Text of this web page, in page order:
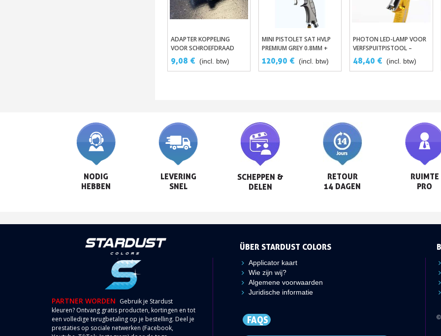
In Winkelwagen
ADAPTER KOPPELING
VOOR SCHROEFDRAAD
VAN 1/4” NAAR 1/2”
9,08 € (incl. btw)
In Winkelwagen
MINI PISTOLET SAT HVLP
PREMIUM GREY 0.8MM +
1.0MM
120,90 € (incl. btw)
In Winkelwagen
PHOTON LED-LAMP VOOR
VERFSPUITPISTOOL –
AANPASBAAR AAN ALLE
SPUITPISTOLEN
48,40 € (incl. btw)
NODIG
HEBBEN
LEVERING
SNEL
SCHEPPEN &
DELEN
RETOUR
14 DAGEN
RUIMTE
PRO
PARTNER WORDEN Gebruik je Stardust
kleuren? Ontvang gratis producten, kortingen en tot
een volledige terugbetaling op je bestelling. Deel je
prestaties op sociale netwerken (Facebook,
ÜBER STARDUST COLORS
Applicator kaart
Wie zijn wij?
Algemene voorwaarden
Juridische informatie
FAQS ©